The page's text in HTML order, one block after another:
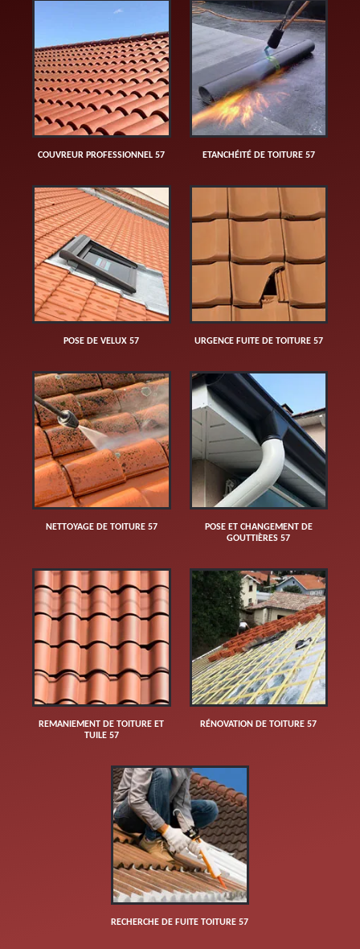
COUVREUR PROFESSIONNEL 57 ETANCHÉITÉ DE TOITURE 57
POSE DE VELUX 57 URGENCE FUITE DE TOITURE 57
NETTOYAGE DE TOITURE 57
POSE ET CHANGEMENT DE
GOUTTIÈRES 57
REMANIEMENT DE TOITURE ET
TUILE 57
RÉNOVATION DE TOITURE 57
RECHERCHE DE FUITE TOITURE 57